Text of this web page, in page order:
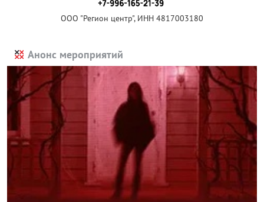
ООО "Регион центр", ИНН 4817003180
Анонс мероприятий